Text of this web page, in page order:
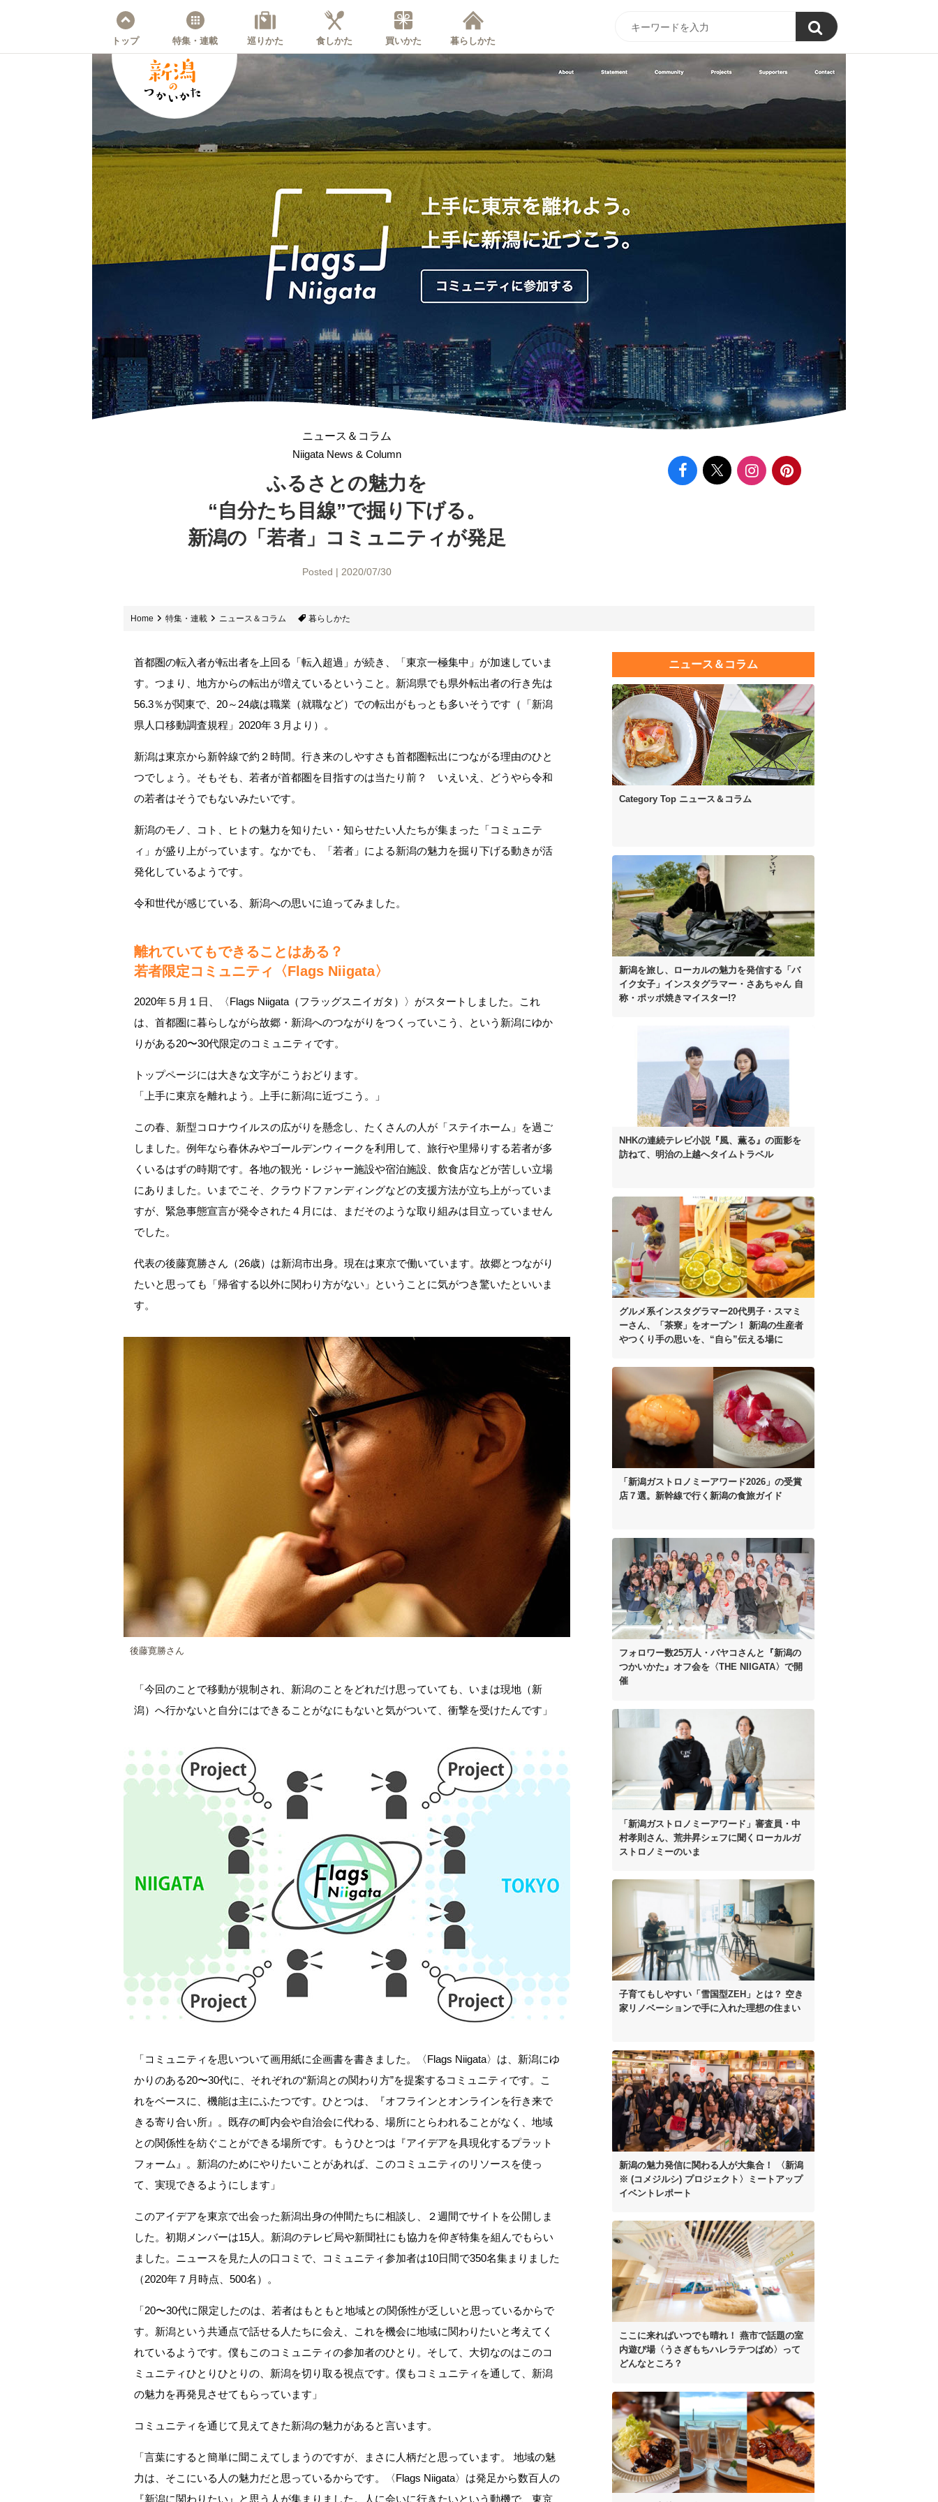
トップ 特集・連載 巡りかた 食しかた 買いかた 暮らしかた
ニュース＆コラム
Niigata News & Column
ふるさとの魅力を
“自分たち目線”で掘り下げる。
新潟の「若者」コミュニティが発足
Posted | 2020/07/30
Home 特集・連載 ニュース＆コラム 暮らしかた
首都圏の転入者が転出者を上回る「転入超過」が続き、「東京一極集中」が加速していま
す。つまり、地方からの転出が増えているということ。新潟県でも県外転出者の行き先は
56.3％が関東で、20～24歳は職業（就職など）での転出がもっとも多いそうです（「新潟
県人口移動調査規程」2020年３月より）。
新潟は東京から新幹線で約２時間。行き来のしやすさも首都圏転出につながる理由のひと
つでしょう。そもそも、若者が首都圏を目指すのは当たり前？ いえいえ、どうやら令和
の若者はそうでもないみたいです。
新潟のモノ、コト、ヒトの魅力を知りたい・知らせたい人たちが集まった「コミュニテ
ィ」が盛り上がっています。なかでも、「若者」による新潟の魅力を掘り下げる動きが活
発化しているようです。
令和世代が感じている、新潟への思いに迫ってみました。
離れていてもできることはある？
若者限定コミュニティ〈Flags Niigata〉
2020年５月１日、〈Flags Niigata（フラッグスニイガタ）〉がスタートしました。これ
は、首都圏に暮らしながら故郷・新潟へのつながりをつくっていこう、という新潟にゆか
りがある20〜30代限定のコミュニティです。
トップページには大きな文字がこうおどります。
「上手に東京を離れよう。上手に新潟に近づこう。」
この春、新型コロナウイルスの広がりを懸念し、たくさんの人が「ステイホーム」を過ご
しました。例年なら春休みやゴールデンウィークを利用して、旅行や里帰りする若者が多
くいるはずの時期です。各地の観光・レジャー施設や宿泊施設、飲食店などが苦しい立場
にありました。いまでこそ、クラウドファンディングなどの支援方法が立ち上がっていま
すが、緊急事態宣言が発令された４月には、まだそのような取り組みは目立っていません
でした。
代表の後藤寛勝さん（26歳）は新潟市出身。現在は東京で働いています。故郷とつながり
たいと思っても「帰省する以外に関わり方がない」ということに気がつき驚いたといいま
す。
後藤寛勝さん
「今回のことで移動が規制され、新潟のことをどれだけ思っていても、いまは現地（新
潟）へ行かないと自分にはできることがなにもないと気がついて、衝撃を受けたんです」
「コミュニティを思いついて画用紙に企画書を書きました。〈Flags Niigata〉は、新潟にゆ
かりのある20〜30代に、それぞれの“新潟との関わり方”を提案するコミュニティです。こ
れをベースに、機能は主にふたつです。ひとつは、『オフラインとオンラインを行き来で
きる寄り合い所』。既存の町内会や自治会に代わる、場所にとらわれることがなく、地域
との関係性を紡ぐことができる場所です。もうひとつは『アイデアを具現化するプラット
フォーム』。新潟のためにやりたいことがあれば、このコミュニティのリソースを使っ
て、実現できるようにします」
このアイデアを東京で出会った新潟出身の仲間たちに相談し、２週間でサイトを公開しま
した。初期メンバーは15人。新潟のテレビ局や新聞社にも協力を仰ぎ特集を組んでもらい
ました。ニュースを見た人の口コミで、コミュニティ参加者は10日間で350名集まりました
（2020年７月時点、500名）。
「20〜30代に限定したのは、若者はもともと地域との関係性が乏しいと思っているからで
す。新潟という共通点で話せる人たちに会え、これを機会に地域に関わりたいと考えてく
れているようです。僕もこのコミュニティの参加者のひとり。そして、大切なのはこのコ
ミュニティひとりひとりの、新潟を切り取る視点です。僕もコミュニティを通して、新潟
の魅力を再発見させてもらっています」
コミュニティを通じて見えてきた新潟の魅力があると言います。
「言葉にすると簡単に聞こえてしまうのですが、まさに人柄だと思っています。 地域の魅
力は、そこにいる人の魅力だと思っているからです。〈Flags Niigata〉は発足から数百人の
『新潟に関わりたい』と思う人が集まりました。人に会いに行きたいという動機で、東京
ニュース＆コラム
Category Top ニュース＆コラム
新潟を旅し、 ローカルの魅力を発信する 「バ
イク女子」インスタグラマー ・さあちゃん 自
称・ポッポ焼きマイスター!?
NHKの連続テレビ小説『風、薫る』の面影を
訪ねて、 明治の上越へタイムトラベル
グルメ系インスタグラマー20代男子・ スマミ
ーさん、「茶寮」をオープン！ 新潟の生産者
やつくり手の思いを、 “自ら”伝える場に
「新潟ガストロノミーアワード2026」 の受賞
店７選。 新幹線で行く新潟の食旅ガイド
フォロワー数25万人・ バヤコさんと
『新潟の
つかいかた』オフ会を 〈THE NIIGATA〉で開
催
「新潟ガストロノミーアワード」 審査員・中
村孝則さん、 荒井昇シェフに聞く ローカルガ
ストロノミーのいま
子育てもしやすい 「雪国型ZEH」とは？ 空き
家リノベーションで手に入れた理想の住まい
新潟の魅力発信に 関わる人が大集合！
〈新潟
※ (コメジルシ) プロジェクト〉
ミートアップ
イベントレポート
ここに来ればいつでも晴れ！ 燕市で話題の室
内遊び場 〈うさぎもちハレラテつばめ〉って
どんなところ？